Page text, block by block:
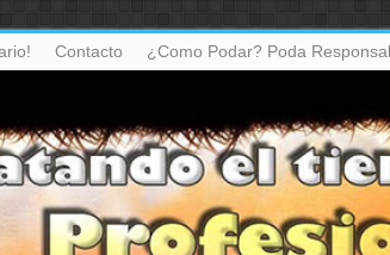
Contacto ¿Como Podar? Poda